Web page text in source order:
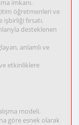
imkanı.
öğretmenleri ve
fırsatı.
desteklenen
anlamlı ve
etkinliklere
modeli.
göre esnek olarak